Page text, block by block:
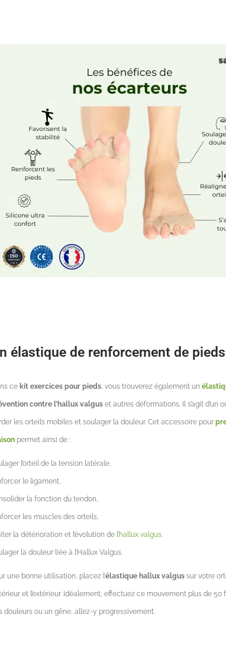
élastique de renforcement de pieds
ce kit exercices pour pieds , vous trouverez également un
contre l’hallux valgus et autres déformations. Il s’agit d’un
les orteils mobiles et soulager la douleur. Cet accessoire pour
permet ainsi de :
l’orteil de la tension latérale,
le ligament,
la fonction du tendon,
les muscles des orteils,
la détérioration et l’évolution de l’hallux valgus.
la douleur liée à l’Hallux Valgus.
une bonne utilisation, placez l’élastique hallux valgus sur votre
et l’extérieur. Idéalement, effectuez ce mouvement plus de 50
douleurs ou un gêne, allez-y progressivement.